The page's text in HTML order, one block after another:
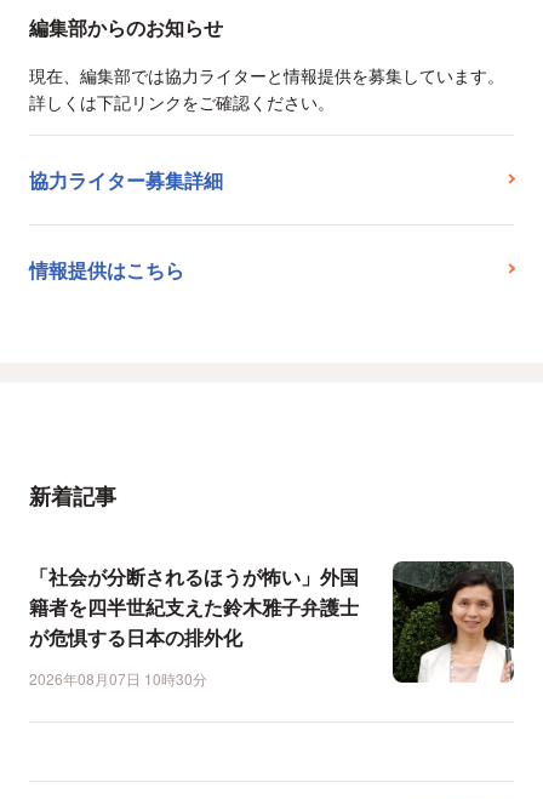
編集部からのお知らせ
現在、編集部では協力ライターと情報提供を募集しています。
詳しくは下記リンクをご確認ください。
協力ライター募集詳細
情報提供はこちら
新着記事
「社会が分断されるほうが怖い」外国
籍者を四半世紀支えた鈴木雅子弁護士
が危惧する日本の排外化
2026年08月07日 10時30分